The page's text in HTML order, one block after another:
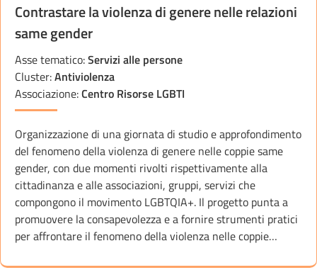
Contrastare la violenza di genere nelle relazioni
same gender
Asse tematico:Servizi alle persone
Cluster:Antiviolenza
Associazione:Centro Risorse LGBTI
Organizzazione di una giornata di studio e approfondimento
del fenomeno della violenza di genere nelle coppie same
gender, con due momenti rivolti rispettivamente alla
cittadinanza e alle associazioni, gruppi, servizi che
compongono il movimento LGBTQIA+. Il progetto punta a
promuovere la consapevolezza e a fornire strumenti pratici
per affrontare il fenomeno della violenza nelle coppie…